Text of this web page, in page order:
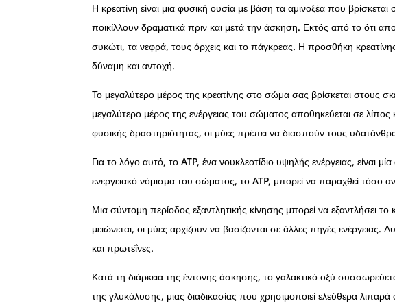
Η κρεατίνη είναι μια φυσική ουσία με βάση τα αμινοξέα που
ποικίλλουν δραματικά πριν και μετά την άσκηση. Εκτός από το ότι
συκώτι, τα νεφρά, τους όρχεις και το πάγκρεας. Η προσθήκη
δύναμη και αντοχή.
Το μεγαλύτερο μέρος της κρεατίνης στο σώμα σας βρίσκεται στους
μεγαλύτερο μέρος της ενέργειας του σώματος αποθηκεύεται σε
φυσικής δραστηριότητας, οι μύες πρέπει να διασπούν τους
Για το λόγο αυτό, το ATP, ένα νουκλεοτίδιο υψηλής ενέργειας, είναι
ενεργειακό νόμισμα του σώματος, το ATP, μπορεί να παραχθεί τόσο
Μια σύντομη περίοδος εξαντλητικής κίνησης μπορεί να εξαντλήσει
μειώνεται, οι μύες αρχίζουν να βασίζονται σε άλλες πηγές
και πρωτεΐνες.
Κατά τη διάρκεια της έντονης άσκησης, το γαλακτικό οξύ
της γλυκόλυσης, μιας διαδικασίας που χρησιμοποιεί ελεύθερα